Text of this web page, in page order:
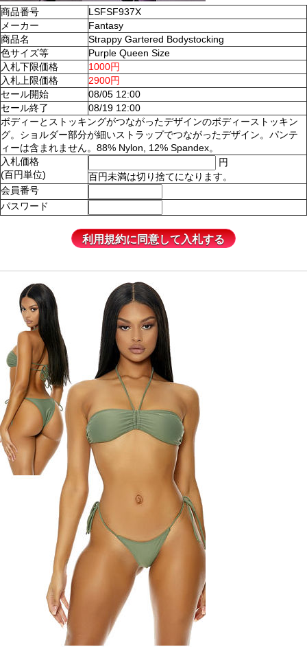
商品番号
LSFSF937X
メーカー
Fantasy
商品名
Strappy Gartered Bodystocking
色サイズ等
Purple Queen Size
入札下限価格
1000円
入札上限価格
2900円
セール開始
08/05 12:00
セール終了
08/19 12:00
ボディーとストッキングがつながったデザインのボディーストッキン
グ。ショルダー部分が細いストラップでつながったデザイン。パンテ
ィーは含まれません。88% Nylon, 12% Spandex。
入札価格
(百円単位)
円
百円未満は切り捨てになります。
会員番号
パスワード